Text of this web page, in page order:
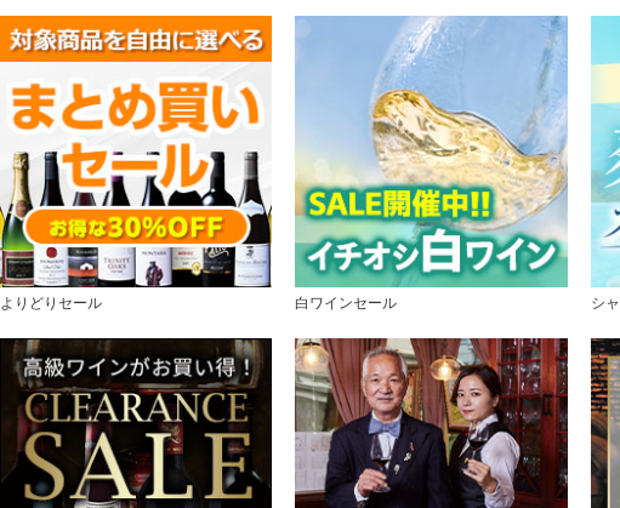
よりどりセール 白ワインセール シ